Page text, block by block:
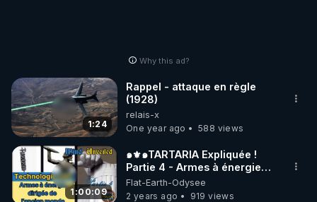
Why this ad?
1:24
Rappel - attaque en règle
(1928)
relais-x
One year ago
588 views
1:00:09
๑⚜️๑TARTARIA Expliquée !
Partie 4 - Armes à énergie
dirigée de l'ancien monde
Flat-Earth-Odysee
2 years ago
919 views